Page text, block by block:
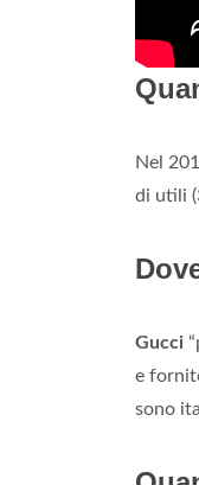
Nel
di utili
Gucci
e
sono